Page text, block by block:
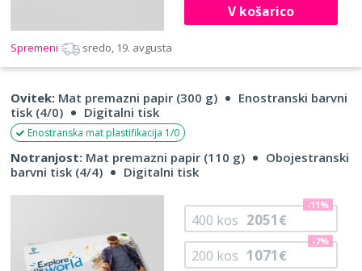
V košarico
Spremeni sredo, 19. avgusta
Ovitek: Mat premazni papir (300 g)
Enostranski barvni
tisk (4/0)
Digitalni tisk
Enostranska mat plastifikacija 1/0
Notranjost: Mat premazni papir (110 g)
Obojestranski
barvni tisk (4/4)
Digitalni tisk
200 kos 1071€
-7%
400 kos 2051€
-11%